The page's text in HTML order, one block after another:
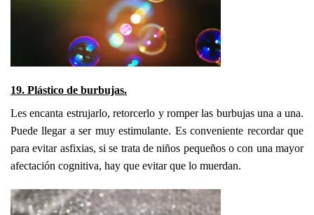
19. Plástico de burbujas.
Les encanta estrujarlo, retorcerlo y romper las burbujas una a una.
Puede llegar a ser muy estimulante. Es conveniente recordar que
para evitar asfixias, si se trata de niños pequeños o con una mayor
afectación cognitiva, hay que evitar que lo muerdan.